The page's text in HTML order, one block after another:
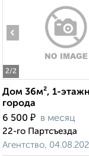
2/2
‹
Дом 36м², 1-
города
6 500 ₽ в месяц
22-го Партсъезда
Агентство,